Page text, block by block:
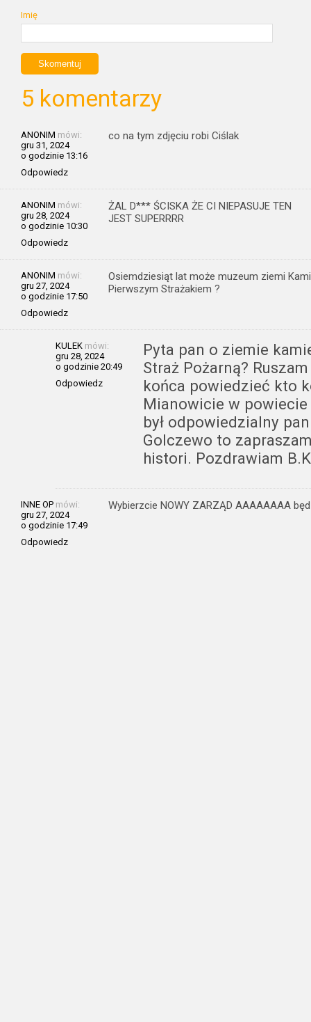
Imię
5 komentarzy
ANONIM mówi:
gru 31, 2024
o godzinie 13:16
Odpowiedz
co na tym zdjęciu robi Ciślak
ANONIM mówi:
gru 28, 2024
o godzinie 10:30
Odpowiedz
ŻAL D*** ŚCISKA ŻE CI NIEPASUJE TEN
JEST SUPERRRR
ANONIM mówi:
gru 27, 2024
o godzinie 17:50
Odpowiedz
Osiemdziesiąt lat może muzeum ziemi
Pierwszym Strażakiem ?
KULEK mówi:
gru 28, 2024
o godzinie 20:49
Odpowiedz
Pyta pan o ziemie
Straż Pożarną?
końca powiedzieć kto
Mianowicie w powiecie
był odpowiedzialny
Golczewo to
histori. Pozdrawiam
INNE OP mówi:
gru 27, 2024
o godzinie 17:49
Odpowiedz
Wybierzcie NOWY ZARZĄD AAAAAAAA